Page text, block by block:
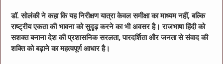
डॉ. सोलंकी ने कहा कि यह निरीक्षण यात्रा केवल समीक्षा का माध्यम नहीं, बल्कि
राष्ट्रीय एकता की भावना को सुदृढ़ करने का भी अवसर है। राजभाषा हिंदी को
सशक्त बनाना देश की प्रशासनिक सरलता, पारदर्शिता और जनता से संवाद की
शक्ति को बढ़ाने का महत्वपूर्ण आधार है।